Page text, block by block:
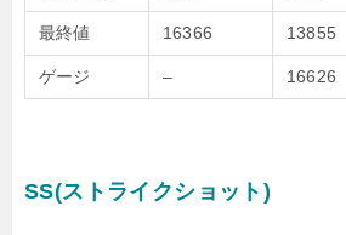
最終値 16366 13855
ゲージ – 16626
SS(ストライクショット)